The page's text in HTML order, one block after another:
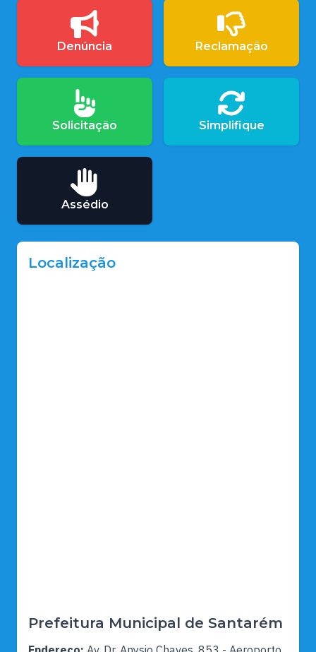
Denúncia Reclamação
Solicitação Simplifique
Assédio
Localização
Prefeitura Municipal de Santarém